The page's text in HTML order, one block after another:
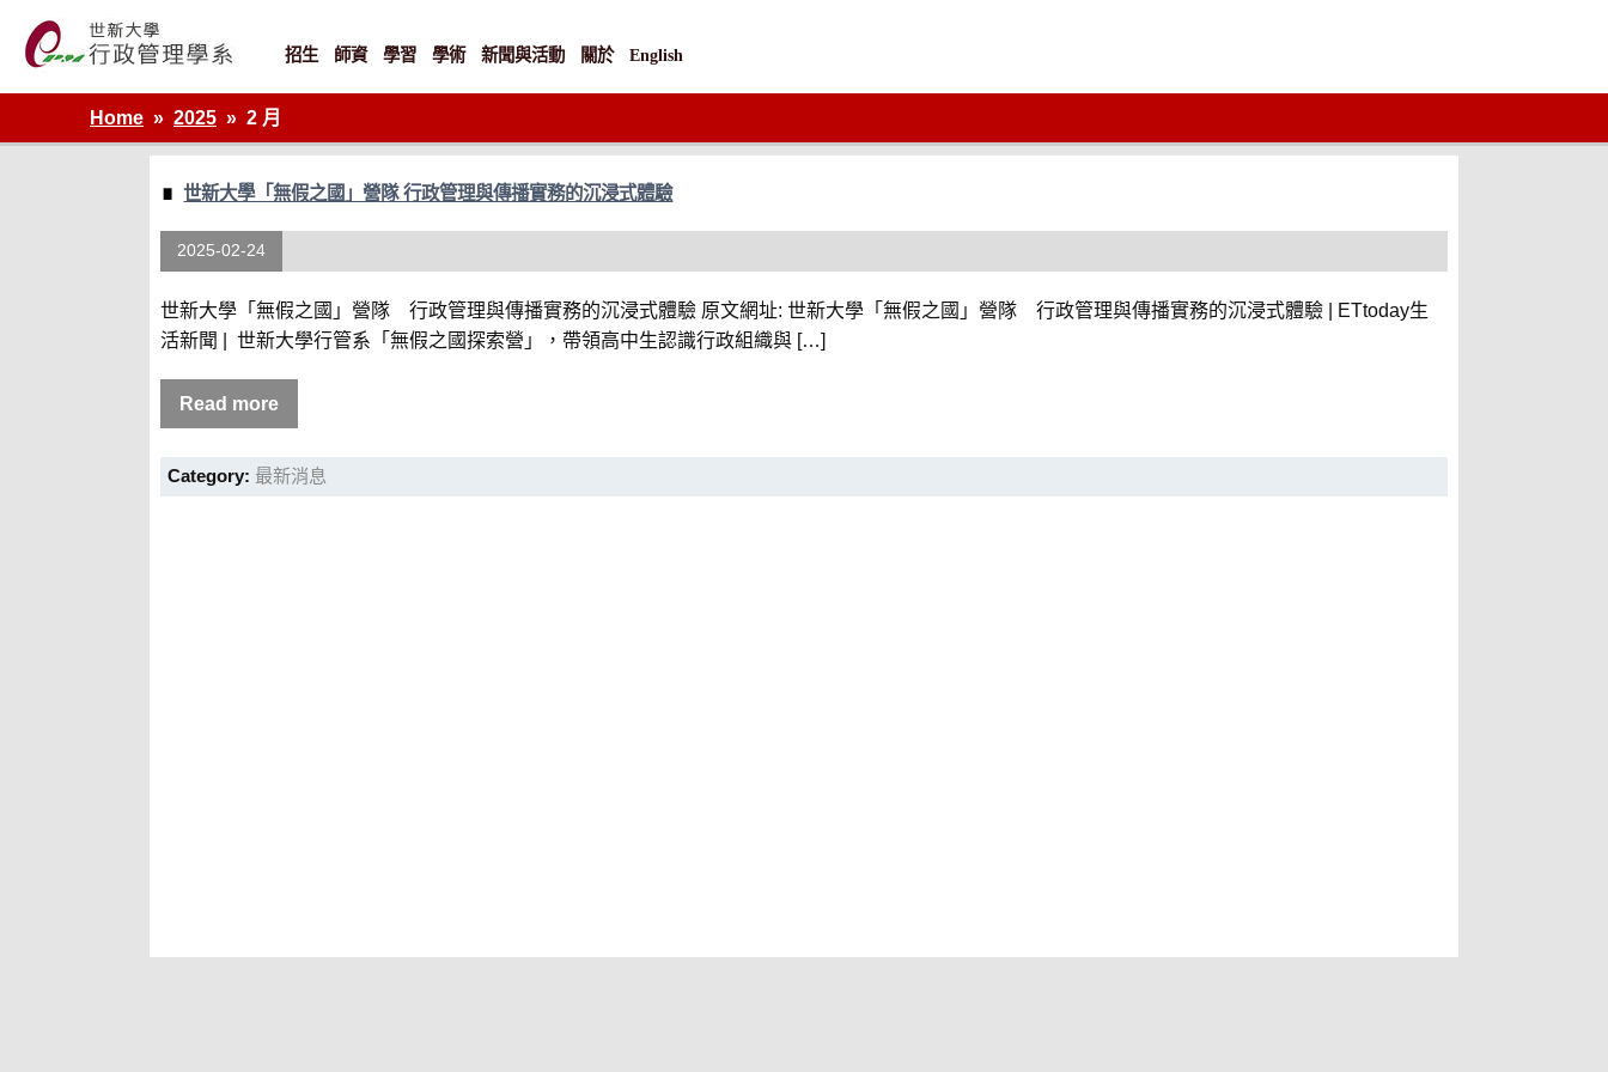
content
世新大學行政管理學系網站
招生 師資 學習 學術 新聞與活動 關於 English
Home 2025 2 月
世新大學「無假之國」營隊 行政管理與傳播實務的沉浸式體驗
2025-02-24
世新大學「無假之國」營隊 行政管理與傳播實務的沉浸式體驗 原文網址: 世新大學「無假之國」營隊 行政管理與傳播實務的沉浸式體驗 | ETtoday生
活新聞 | 世新大學行管系「無假之國探索營」，帶領高中生認識行政組織與 […]
Read more
Category: 最新消息